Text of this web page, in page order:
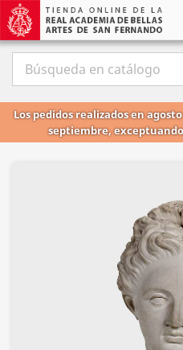
Los pedidos realizados en
septiembre,